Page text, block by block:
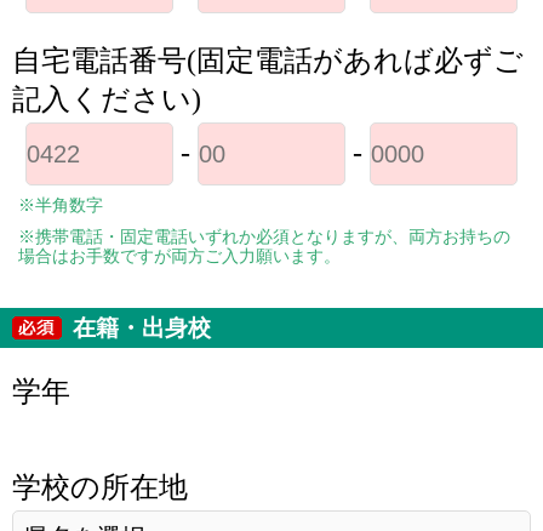
自宅電話番号(固定電話があれば必ずご
記入ください)
-
-
※半角数字
※携帯電話・固定電話いずれか必須となりますが、両方お持ちの
場合はお手数ですが両方ご入力願います。
在籍・出身校
学年
学校の所在地